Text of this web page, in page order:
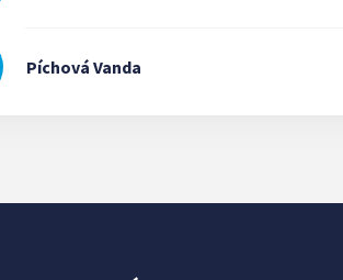
Vanda
Píchová